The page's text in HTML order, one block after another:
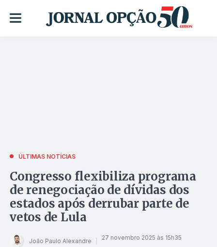
ÚLTIMAS NOTÍCIAS
Congresso flexibiliza programa
de renegociação de dívidas dos
estados após derrubar parte de
vetos de Lula
João Paulo Alexandre 27 novembro 2025 às 15h35